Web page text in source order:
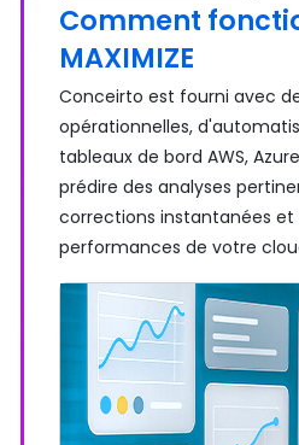
Comment
MAXIMIZE
Conceirto est fourni avec
opérationnelles,
tableaux de bord AWS,
prédire des analyses
corrections instantanées et
performances de votre